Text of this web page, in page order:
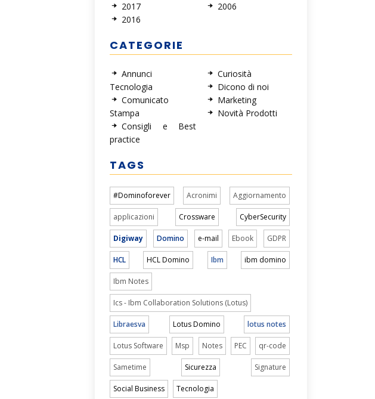
2017
2016
2006
CATEGORIE
Annunci
Tecnologia
Comunicato
Stampa
Consigli e Best
practice
Curiosità
Dicono di noi
Marketing
Novità Prodotti
TAGS
#Dominoforever Acronimi Aggiornamento
applicazioni Crossware CyberSecurity
Digiway Domino e-mail Ebook GDPR
HCL HCL Domino Ibm ibm domino
Ibm Notes
Ics - Ibm Collaboration Solutions (Lotus)
Libraesva Lotus Domino lotus notes
Lotus Software Msp Notes PEC qr-code
Sametime Sicurezza Signature
Social Business Tecnologia